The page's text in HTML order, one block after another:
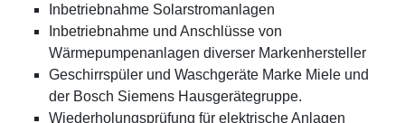
Inbetriebnahme Solarstromanlagen
Inbetriebnahme und Anschlüsse von
Wärmepumpenanlagen diverser Markenhersteller
Geschirrspüler und Waschgeräte Marke Miele und
der Bosch Siemens Hausgerätegruppe.
Wiederholungsprüfung für elektrische Anlagen